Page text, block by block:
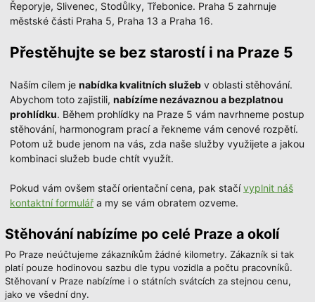
Řeporyje, Slivenec, Stodůlky, Třebonice. Praha 5 zahrnuje
městské části Praha 5, Praha 13 a Praha 16.
Přestěhujte se bez starostí i na Praze 5
Naším cílem je nabídka kvalitních služeb v oblasti stěhování.
Abychom toto zajistili, nabízíme nezávaznou a bezplatnou
prohlídku. Během prohlídky na Praze 5 vám navrhneme postup
stěhování, harmonogram prací a řekneme vám cenové rozpětí.
Potom už bude jenom na vás, zda naše služby využijete a jakou
kombinaci služeb bude chtít využít.
Pokud vám ovšem stačí orientační cena, pak stačívyplnit náš
kontaktní formulář a my se vám obratem ozveme.
Stěhování nabízíme po celé Praze a okolí
Po Praze neúčtujeme zákazníkům žádné kilometry. Zákazník si tak
platí pouze hodinovou sazbu dle typu vozidla a počtu pracovníků.
Stěhovaní v Praze nabízíme i o státních svátcích za stejnou cenu,
jako ve všední dny.